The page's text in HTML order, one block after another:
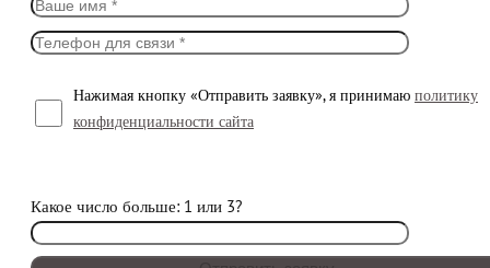
Нажимая кнопку «Отправить заявку», я принимаю политику
конфиденциальности сайта
Какое число больше: 1 или 3?